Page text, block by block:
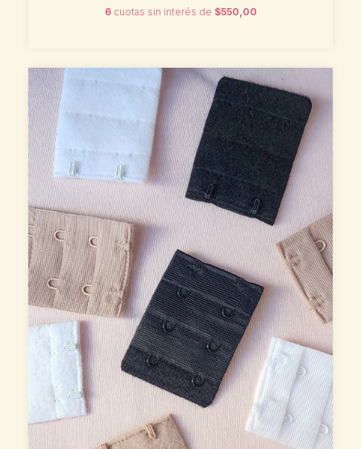
6 cuotas sin interés de $550,00